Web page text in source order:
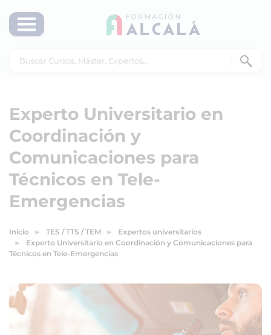
Experto Universitario en
Coordinación y
Comunicaciones para
Técnicos en Tele-
Emergencias
Inicio TES / TTS / TEM
Expertos universitarios
Experto Universitario en Coordinación y Comunicaciones para
Técnicos en Tele-Emergencias